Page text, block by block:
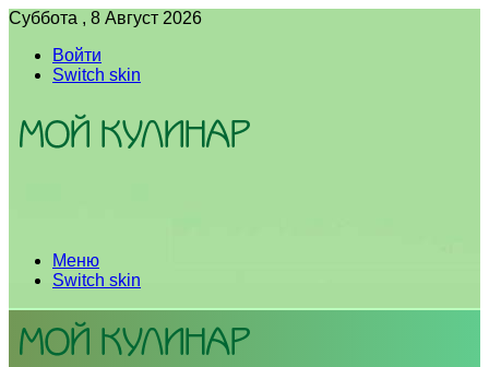
Суббота , 8 Август 2026
Войти
Switch skin
Меню
Switch skin